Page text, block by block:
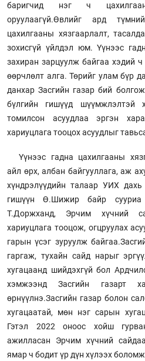
баригчид нэг ч
оруулаагүй.Өвлийг ард
цахилгааны хязгаарлалт,
зохисгүй үйлдэл юм. Үүнээс
захиран зарцуулж байгаа хэдий
өөрчлөлт алга. Төрийг улам бүр
данхар Засгийн газар бий
бүлгийн гишүүд
томилсон асуудлаа эргэн
хариуцлага тооцох асуудлыг
Үүнээс гадна цахилгааны
айл өрх, албан байгууллага, аж
хүндрэлүүдийн талаар УИХ
гишүүн Ө.Шижир байр
Т.Доржханд, Эрчим хүчний
хариуцлага тооцож, огцруулах
гарын үсэг зуруулж
гаргаж, тухайн сайд нарыг
хугацаанд шийдэхгүй бол
хэмжээнд Засгийн газарт
өрнүүлнэ.Засгийн газар болон
хугацаатай, мөн нэг сарын
Гэтэл 2022 оноос хойш
ажилласан Эрчим хүчний
ямар ч бодит үр дүн хүлээх